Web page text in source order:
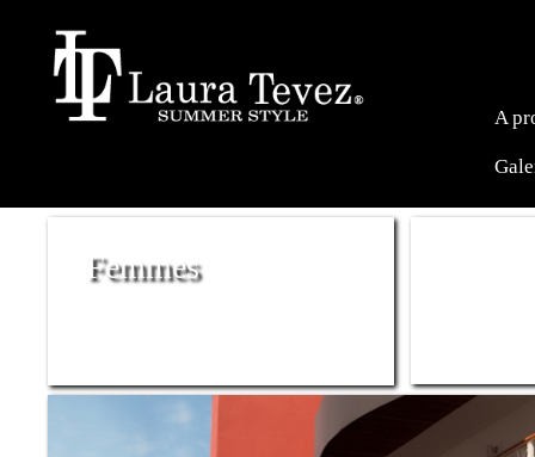
A
Femmes